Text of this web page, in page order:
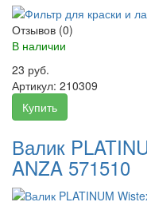
Отзывов (0)
В наличии
23 руб.
Артикул: 210309
Купить
Валик
ANZA 571510